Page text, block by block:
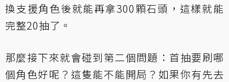
換支援角色後就能再拿300顆石頭，這樣就能
完整20抽了。
那麼接下來就會碰到第二個問題：首抽要刷哪
個角色好呢？這隻能不能開局？如果你有先去